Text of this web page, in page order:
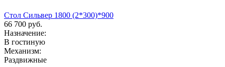
Стол Сильвер 1800 (2*300)*900
66 700 руб.
Назначение:
В гостиную
Механизм:
Раздвижные